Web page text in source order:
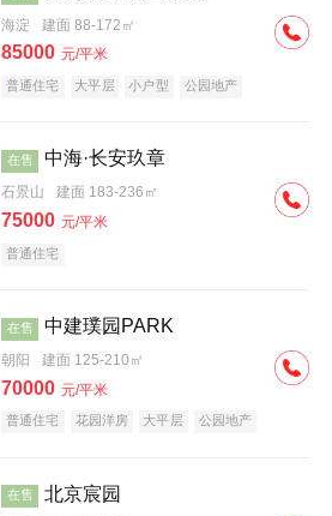
海淀 建面 88-172㎡
85000 元/平米
普通住宅 大平层 小户型
公园地产
在售 中海·长安玖章
石景山 建面 183-236㎡
75000 元/平米
普通住宅
在售 中建璞园PARK
朝阳 建面 125-210㎡
70000 元/平米
普通住宅 花园洋房 大平层
公园地产
在售 北京宸园